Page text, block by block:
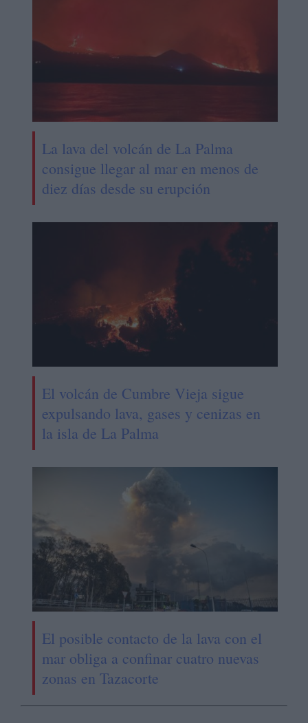
La lava del volcán de La Palma
consigue llegar al mar en menos de
diez días desde su erupción
El volcán de Cumbre Vieja sigue
expulsando lava, gases y cenizas en
la isla de La Palma
El posible contacto de la lava con el
mar obliga a confinar cuatro nuevas
zonas en Tazacorte